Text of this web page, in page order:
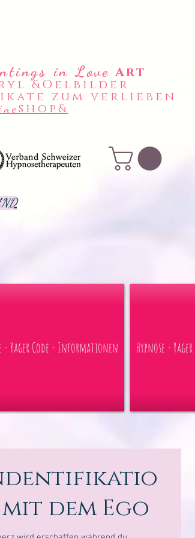
in Love Art
&Oelbilder
zum verlieben
shop&
- Yager Code - Informationen Hypnose -
dem Ego